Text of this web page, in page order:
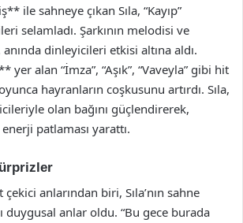
ile sahneye çıkan Sıla, “Kayıp”
selamladı. Şarkının melodisi ve
anında dinleyicileri etkisi altına aldı.
yer alan “İmza”, “Aşık”, “Vaveyla” gibi hit
hayranların coşkusunu artırdı. Sıla,
olan bağını güçlendirerek,
patlaması yarattı.
anlarından biri, Sıla’nın sahne
duygusal anlar oldu. “Bu gece burada